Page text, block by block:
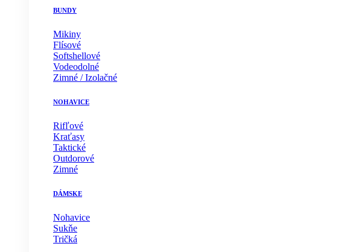
BUNDY
Mikiny
Flísové
Softshellové
Vodeodolné
Zimné / Izolačné
NOHAVICE
Rifľové
Kraťasy
Taktické
Outdorové
Zimné
DÁMSKE
Nohavice
Sukňe
Tričká